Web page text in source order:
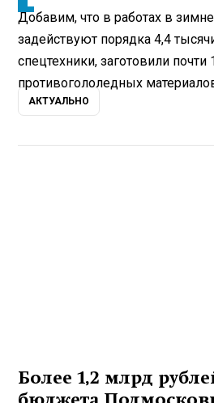
Добавим, что в работах в
задействуют порядка 4,4
спецтехники, заготовили
противогололедных
АКТУАЛЬНО
Более 1,2 млрд